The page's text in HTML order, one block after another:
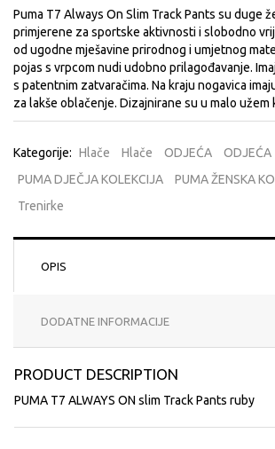
Puma T7 Always On Slim Track Pants su duge
primjerene za sportske aktivnosti i slobodno
od ugodne mješavine prirodnog i umjetnog
pojas s vrpcom nudi udobno prilagođavanje.
s patentnim zatvaračima. Na kraju nogavica
za lakše oblačenje. Dizajnirane su u malo užem
Kategorije: Hlače Hlače ODJEĆA ODJEĆA
PUMA DJEČJA KOLEKCIJA
PUMA ŽENSKA
Trenirke
OPIS
DODATNE INFORMACIJE
PRODUCT DESCRIPTION
PUMA T7 ALWAYS ON slim Track Pants ruby